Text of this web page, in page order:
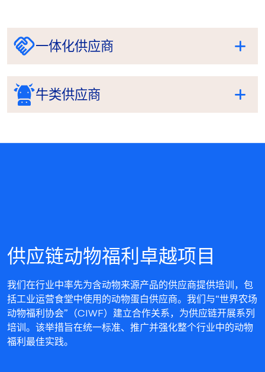
一体化供应商
牛类供应商
供应链动物福利卓越项目
我们在行业中率先为含动物来源产品的供应商提供培训，包
括工业运营食堂中使用的动物蛋白供应商。我们与“世界农场
动物福利协会”（CIWF）建立合作关系，为供应链开展系列
培训。该举措旨在统一标准、推广并强化整个行业中的动物
福利最佳实践。